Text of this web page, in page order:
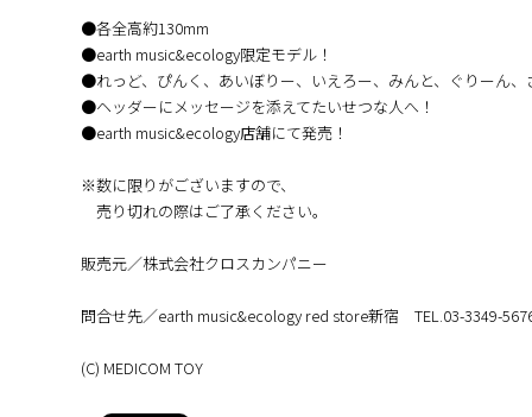
●各全高約130mm
●earth music&ecology限定モデル！
●れっど、ぴんく、あいぼりー、いえろー、みんと、ぐりーん
●ヘッダーにメッセージを添えてたいせつな人へ！
●earth music&ecology店舗にて発売！
※数に限りがございますので、
売り切れの際はご了承ください。
販売元／株式会社クロスカンパニー
問合せ先／earth music&ecology red store新宿 TEL.03-3349-
(C) MEDICOM TOY